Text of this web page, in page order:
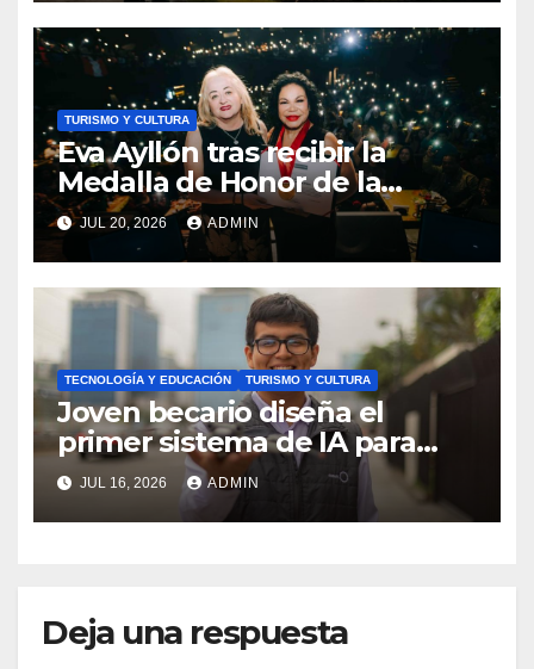
TURISMO Y CULTURA
Eva Ayllón tras recibir la
Medalla de Honor de la
Cultura: «Gracias por
permitirme representar al
Perú»
JUL 20, 2026 ADMIN
TECNOLOGÍA Y EDUCACIÓN TURISMO Y CULTURA
Joven becario diseña el
primer sistema de IA para
automatizar el control de
obras de construcción
JUL 16, 2026 ADMIN
Deja una respuesta